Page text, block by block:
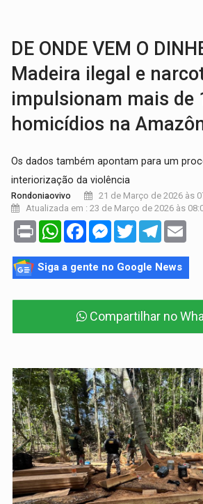
DE ONDE VEM O
Madeira ilegal e
impulsionam mais de
homicídios na
Os dados também apontam para um
interiorização da violência
Rondoniaovivo
21 de Março de 2026 às
Atualizada em : 23 de Março de 2026 às
Print WhatsAppFacebookMessenger
TwitterTelegram
Siga a gente no Google News
Compartilhar no